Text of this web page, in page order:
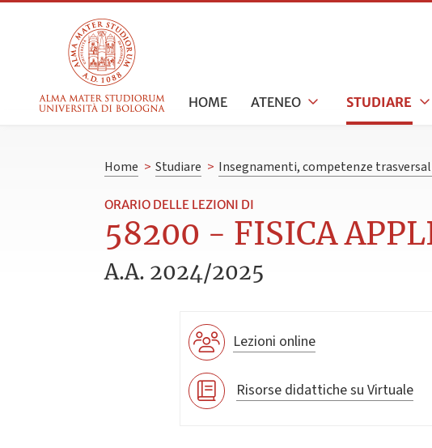
HOME ATENEO STUDIARE
Home > Studiare > Insegnamenti, competenze
ORARIO DELLE LEZIONI DI
58200 - FISICA
A.A. 2024/2025
Lezioni online
Risorse didattiche su Virtuale